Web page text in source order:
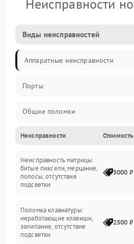
Неисправности
Виды неисправностей
Аппаратные неисправности
Порты
Общие поломки
Устройства
Программные ошибки
Электрические и системные сбои
Интерфейсные проблемы
Батарея
Неисправности Стоимость
Неисправность матрицы:
битые пиксели, мерцание,
полосы, отсутствие
подсветки
5000 ₽
Поломка клавиатуры:
неработающие клавиши,
залипание, отсутствие
подсветки
2500 ₽